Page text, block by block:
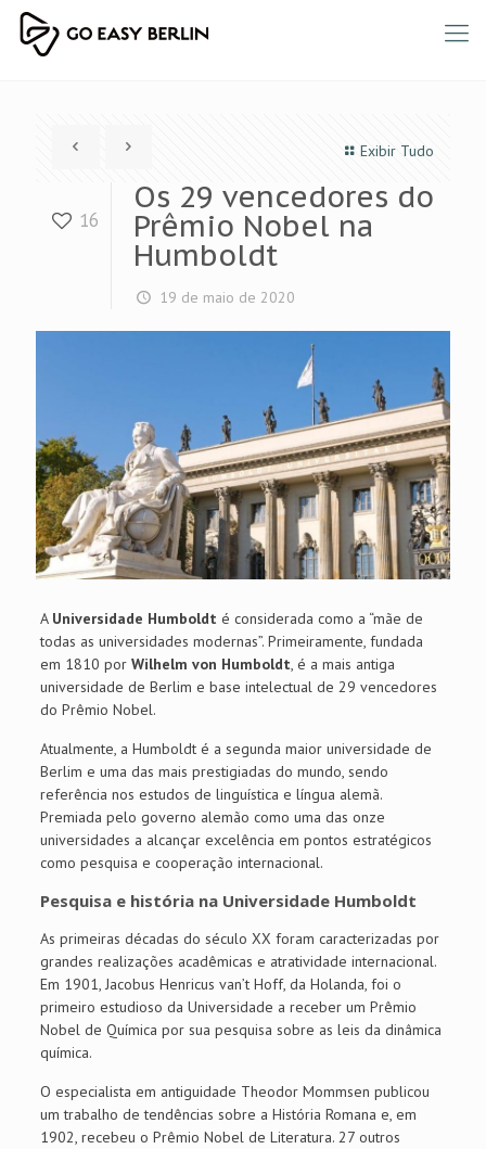
Exibir Tudo
16
Os 29 vencedores do
Prêmio Nobel na
Humboldt
19 de maio de 2020
A Universidade Humboldt é considerada como a “mãe de
todas as universidades modernas”. Primeiramente, fundada
em 1810 por Wilhelm von Humboldt, é a mais antiga
universidade de Berlim e base intelectual de 29 vencedores
do Prêmio Nobel.
Atualmente, a Humboldt é a segunda maior universidade de
Berlim e uma das mais prestigiadas do mundo, sendo
referência nos estudos de linguística e língua alemã.
Premiada pelo governo alemão como uma das onze
universidades a alcançar excelência em pontos estratégicos
como pesquisa e cooperação internacional.
Pesquisa e história na Universidade Humboldt
As primeiras décadas do século XX foram caracterizadas por
grandes realizações acadêmicas e atratividade internacional.
Em 1901, Jacobus Henricus van’t Hoff, da Holanda, foi o
primeiro estudioso da Universidade a receber um Prêmio
Nobel de Química por sua pesquisa sobre as leis da dinâmica
química.
O especialista em antiguidade Theodor Mommsen publicou
um trabalho de tendências sobre a História Romana e, em
1902, recebeu o Prêmio Nobel de Literatura. 27 outros